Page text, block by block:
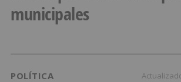
municipales
POLÍTICA